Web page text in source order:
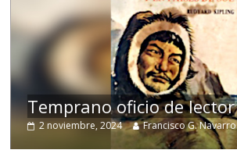
Temprano oficio de lector
2 noviembre, 2024 Francisco G. Navarro